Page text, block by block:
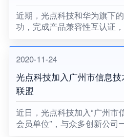
近期，光点科技和华为旗下
功，完成产品兼容性互认证
2020-11-24
光点科技加入广州市信息
联盟
近日，光点科技加入“广州市
会员单位”，与众多创新公司